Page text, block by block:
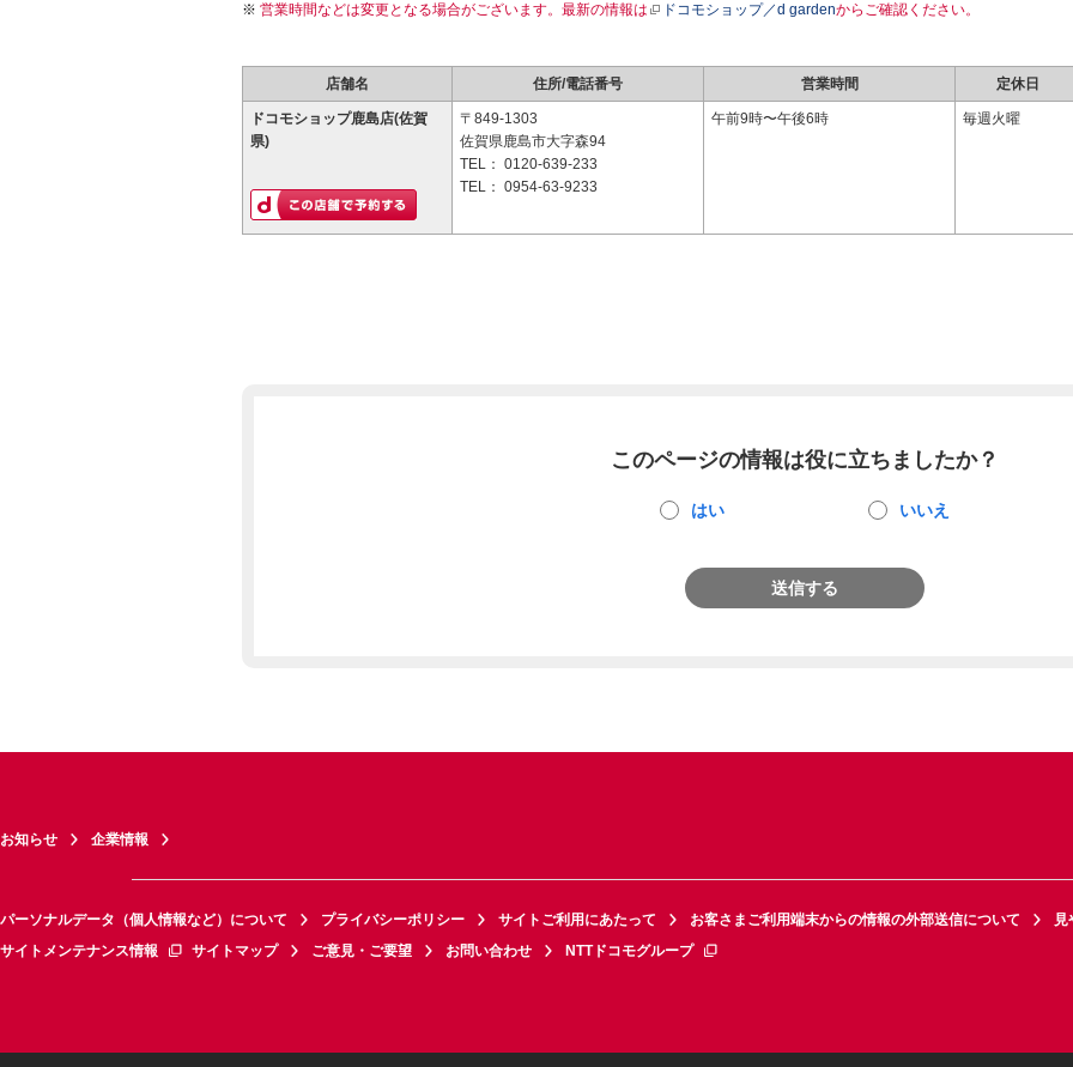
営業時間などは変更となる場合がございます。最新の情報は ドコモショップ／d gardenからご確認ください。
店舗名 住所/電話番号 営業時間 定休日
ドコモショップ鹿島店(佐賀
県)
〒849-1303
佐賀県鹿島市大字森94
TEL： 0120-639-233
TEL： 0954-63-9233
午前9時〜午後6時 毎週火曜
このページの情報は役に立ちましたか？
はい いいえ
送信する
お知らせ 企業情報
パーソナルデータ（個人情報など）について プライバシーポリシー サイトご利用にあたって お客さまご利用端末からの情報の外部送信について
見
サイトメンテナンス情報
サイトマップ ご意見・ご要望 お問い合わせ NTTドコモグループ